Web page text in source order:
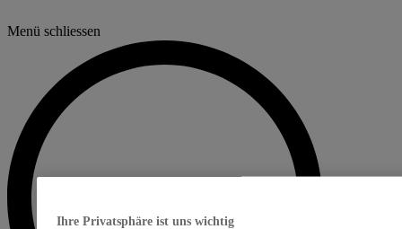
Menü schliessen
Ihre Privatsphäre ist uns wichtig